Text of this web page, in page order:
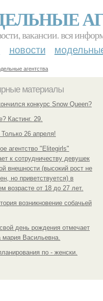
вакансии. вся
новости
агентства
материалы
конкурс Snow Queen?
Кастинг. 29.
Только 26 апреля!
агентство "Elitegirls"
к сотрудничеству девушек
внешности (высокий рост не
но приветствуется) в
возрасте от 18 до 27 лет.
возникновение собачьей
день рождения отмечает
Васильевна.
по - женски.